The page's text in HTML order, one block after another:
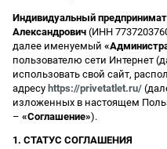
Индивидуальный
Александрович (ИНН
далее именуемый
пользователю сети Интернет
использовать свой сайт,
адресу https://privetatlet.ru/
изложенных в настоящем
– «Соглашение»).
1. СТАТУС СОГЛАШЕНИЯ